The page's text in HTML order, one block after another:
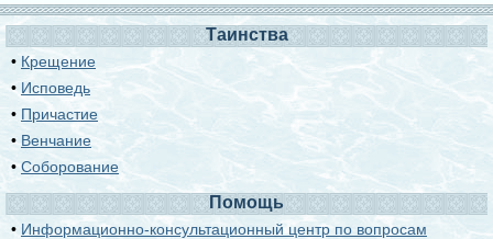
Таинства
• Крещение
• Исповедь
• Причастие
• Венчание
•Соборование
Помощь
• Информационно-консультационный центр по вопросам